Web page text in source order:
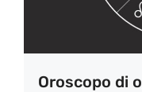
Oroscopo di